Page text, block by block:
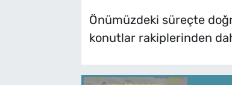
Önümüzdeki süreçte
konutlar rakiplerinden